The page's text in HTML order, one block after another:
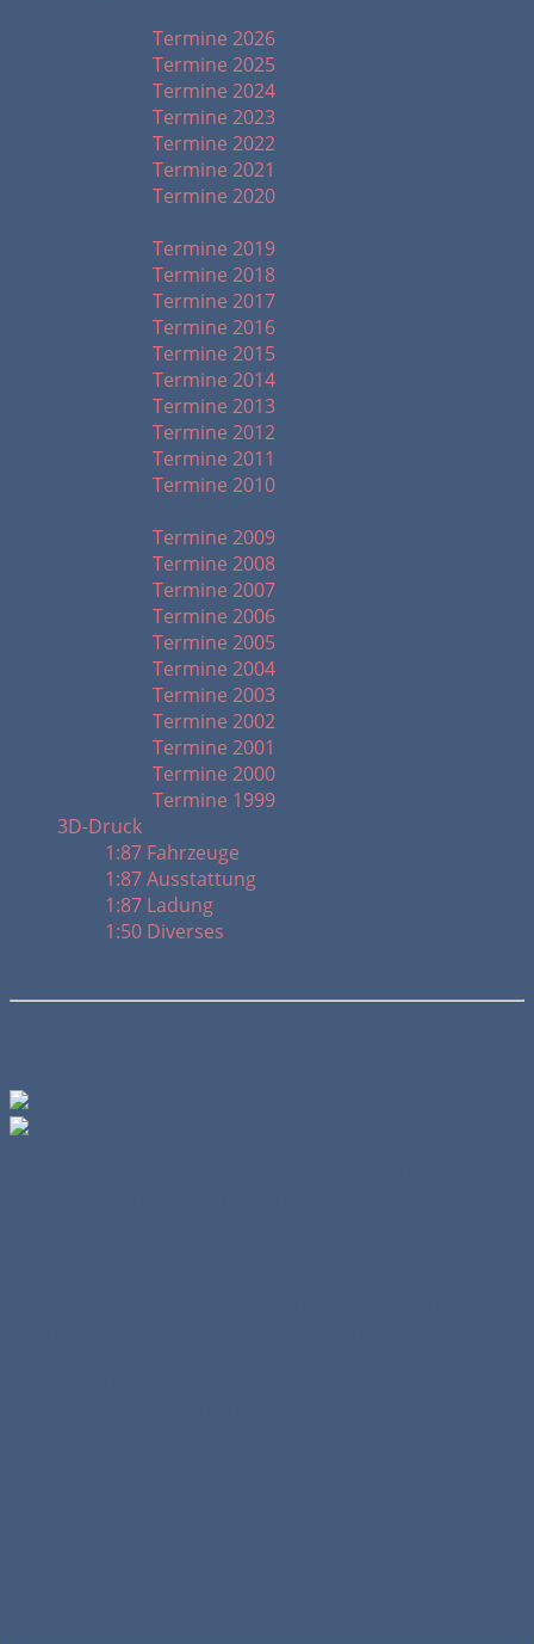
Termine 2026
Termine 2025
Termine 2024
Termine 2023
Termine 2022
Termine 2021
Termine 2020
Termine 2019
Termine 2018
Termine 2017
Termine 2016
Termine 2015
Termine 2014
Termine 2013
Termine 2012
Termine 2011
Termine 2010
Termine 2009
Termine 2008
Termine 2007
Termine 2006
Termine 2005
Termine 2004
Termine 2003
Termine 2002
Termine 2001
Termine 2000
Termine 1999
3D-Druck
1:87 Fahrzeuge
1:87 Ausstattung
1:87 Ladung
1:50 Diverses